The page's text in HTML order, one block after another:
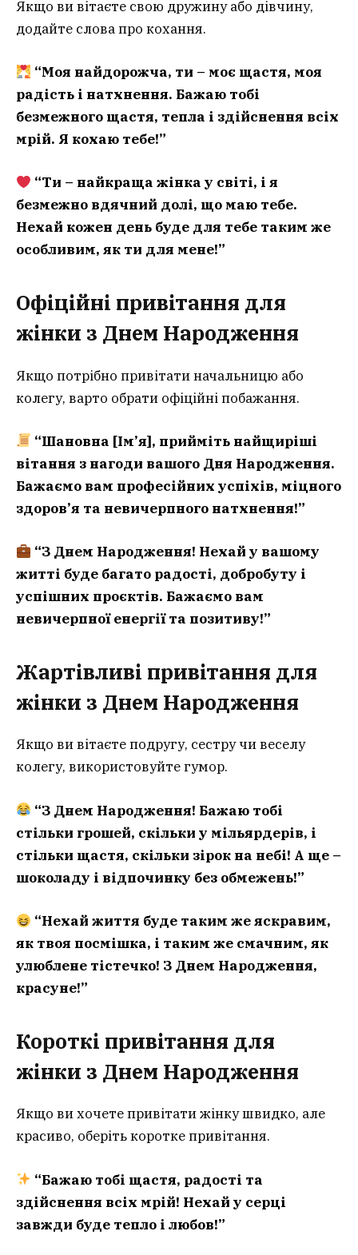
Якщо ви вітаєте свою дружину або дівчину,
додайте слова про кохання.
“Моя найдорожча, ти – моє щастя, моя
радість і натхнення. Бажаю тобі
безмежного щастя, тепла і здійснення всіх
мрій. Я кохаю тебе!”
“Ти – найкраща жінка у світі, і я
безмежно вдячний долі, що маю тебе.
Нехай кожен день буде для тебе таким же
особливим, як ти для мене!”
Офіційні привітання для
жінки з Днем Народження
Якщо потрібно привітати начальницю або
колегу, варто обрати офіційні побажання.
“Шановна [Ім’я], прийміть найщиріші
вітання з нагоди вашого Дня Народження.
Бажаємо вам професійних успіхів, міцного
здоров’я та невичерпного натхнення!”
“З Днем Народження! Нехай у вашому
житті буде багато радості, добробуту і
успішних проєктів. Бажаємо вам
невичерпної енергії та позитиву!”
Жартівливі привітання для
жінки з Днем Народження
Якщо ви вітаєте подругу, сестру чи веселу
колегу, використовуйте гумор.
“З Днем Народження! Бажаю тобі
стільки грошей, скільки у мільярдерів, і
стільки щастя, скільки зірок на небі! А ще –
шоколаду і відпочинку без обмежень!”
“Нехай життя буде таким же яскравим,
як твоя посмішка, і таким же смачним, як
улюблене тістечко! З Днем Народження,
красуне!”
Короткі привітання для
жінки з Днем Народження
Якщо ви хочете привітати жінку швидко, але
красиво, оберіть коротке привітання.
“Бажаю тобі щастя, радості та
здійснення всіх мрій! Нехай у серці
завжди буде тепло і любов!”